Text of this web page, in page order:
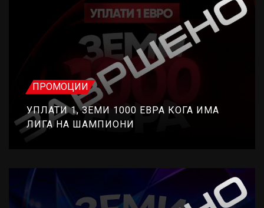
ПРОМОЦИИ
УПЛАТИ 1, ЗЕМИ 1000 ЕВРА КОГА ИМА
ЛИГА НА ШАМПИОНИ